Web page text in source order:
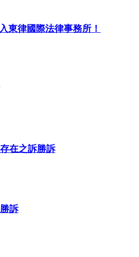
東律國際法律事務所！
在之訴勝訴
訴